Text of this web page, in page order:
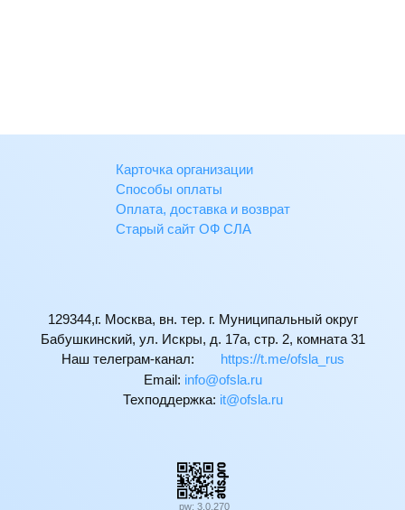
Карточка организации
Способы оплаты
Оплата, доставка и возврат
Старый сайт ОФ СЛА
129344,г. Москва, вн. тер. г. Муниципальный округ
Бабушкинский, ул. Искры, д. 17а, стр. 2, комната 31
Наш телеграм-канал:
https://t.me/ofsla_rus
Email: ur.alsfo@ofni
Техподдержка: ur.alsfo@ti
pw: 3.0.270